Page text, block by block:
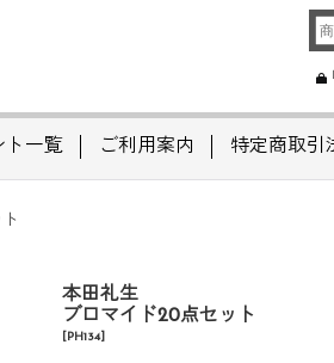
ト一覧 ご利用案内 特定商取引
本田礼生
ブロマイド20点セット
[PH134]